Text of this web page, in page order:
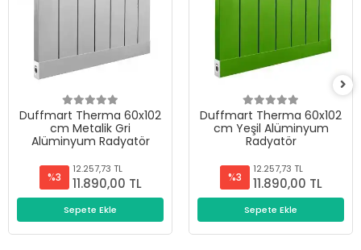
Duffmart Therma 60x102
cm Metalik Gri
Alüminyum Radyatör
%3
12.257,73 TL
11.890,00 TL
Sepete Ekle
Duffmart Therma 60x102
cm Yeşil Alüminyum
Radyatör
%3
12.257,73 TL
11.890,00 TL
Sepete Ekle